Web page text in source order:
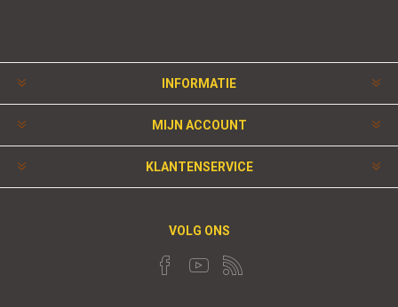
INFORMATIE
MIJN ACCOUNT
KLANTENSERVICE
VOLG ONS